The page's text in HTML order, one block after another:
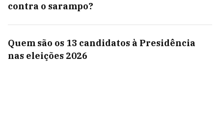
contra o sarampo?
Quem são os 13 candidatos à Presidência
nas eleições 2026